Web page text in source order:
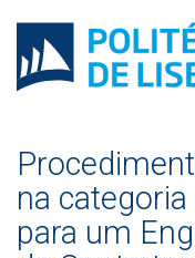
na
para um